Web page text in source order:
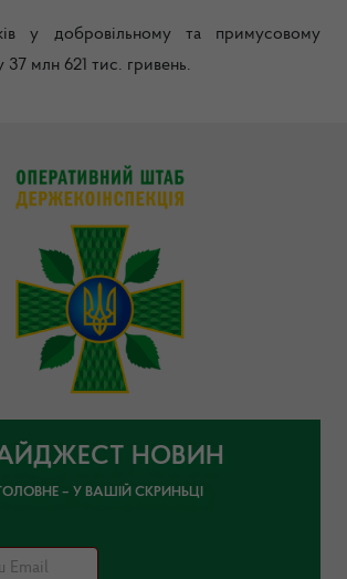
у добровільному та примусовому
37 млн 621 тис. гривень.
НОВИН
– У ВАШІЙ СКРИНЬЦІ